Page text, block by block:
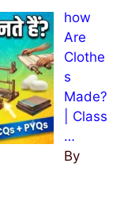
how
Are
Clothe
s
Made?
| Class
…
By